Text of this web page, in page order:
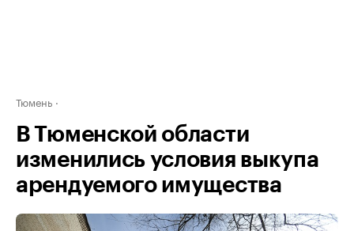
Тюмень
В Тюменской области
изменились условия выкупа
арендуемого имущества